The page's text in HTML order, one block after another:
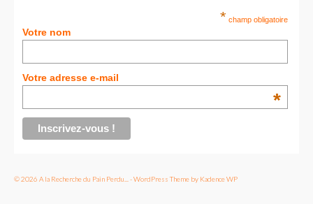
Royaume-Uni
GUIDES FOOD
ALLEMAGNE
– Munich
* champ obligatoire
Votre nom
Votre adresse e-mail
*
© 2026 A la Recherche du Pain Perdu... - WordPress Theme by Kadence WP